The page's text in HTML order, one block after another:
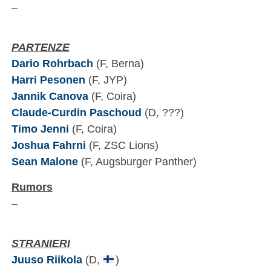
–
PARTENZE
Dario Rohrbach (F, Berna)
Harri Pesonen (F, JYP)
Jannik Canova(F, Coira)
Claude-Curdin Paschoud (D, ???)
Timo Jenni (F, Coira)
Joshua Fahrni (F, ZSC Lions)
Sean Malone(F, Augsburger Panther)
Rumors
–
STRANIERI
Juuso Riikola(D,
)